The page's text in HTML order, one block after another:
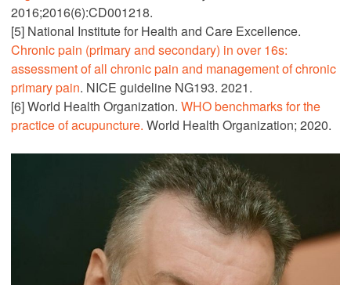
2016;2016(6):CD001218.
[5] National Institute for Health and Care Excellence.
Chronic pain (primary and secondary) in over 16s:
assessment of all chronic pain and management of chronic
primary pain. NICE guideline NG193. 2021.
[6] World Health Organization. WHO benchmarks for the
practice of acupuncture. World Health Organization; 2020.